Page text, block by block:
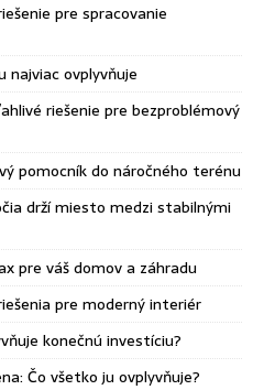
pre spracovanie
najviac ovplyvňuje
riešenie pre bezproblémový
pomocník do náročného terénu
drží miesto medzi stabilnými
pre váš domov a záhradu
pre moderný interiér
konečnú investíciu?
Čo všetko ju ovplyvňuje?